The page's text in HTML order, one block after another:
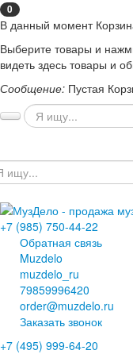
0
В данный момент
Выберите товары и
видеть здесь товары и
Сообщение: Пустая
+7 (985) 750-44-22
Обратная связь
Muzdelo
muzdelo_ru
79859996420
order@muzdelo.ru
Заказать звонок
+7 (495) 999-64-20